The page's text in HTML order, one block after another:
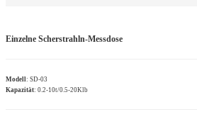
Einzelne Scherstrahln-Messdose
Modell : SD-03
Kapazität: 0.2-10t/0.5-20Klb